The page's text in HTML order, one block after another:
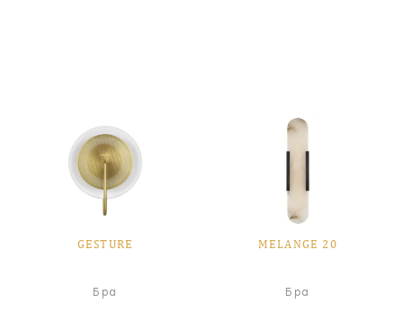
GESTURE
Бра
MELANGE 20
Бра